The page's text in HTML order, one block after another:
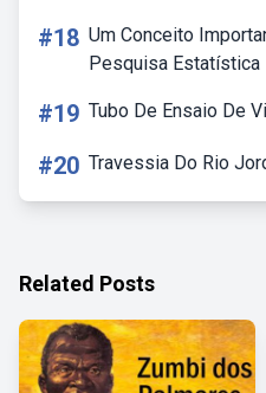
#18 Um Conceito
Pesquisa Estatística
#19 Tubo De Ensaio De
#20 Travessia Do Rio
Related Posts